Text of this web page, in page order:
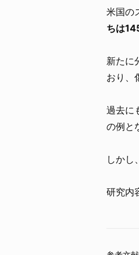
米国の
ちは
新たに
おり、
過去に
の例と
しかし
研究内